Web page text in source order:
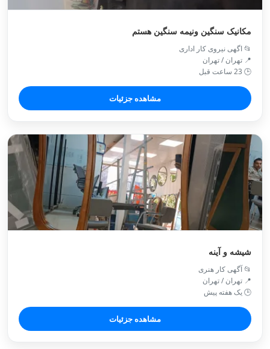
مکانیک سنگین ونیمه سنگین هستم
📂 اگهی نیروی کار اداری
📍 تهران / تهران
🕒 23 ساعت قبل
مشاهده جزئیات
شیشه و آینه
📂 آگهی کار هنری
📍 تهران / تهران
🕒 یک هفته پیش
مشاهده جزئیات